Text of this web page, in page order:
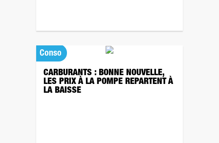
Conso
CARBURANTS : BONNE NOUVELLE,
LES PRIX À LA POMPE REPARTENT À
LA BAISSE